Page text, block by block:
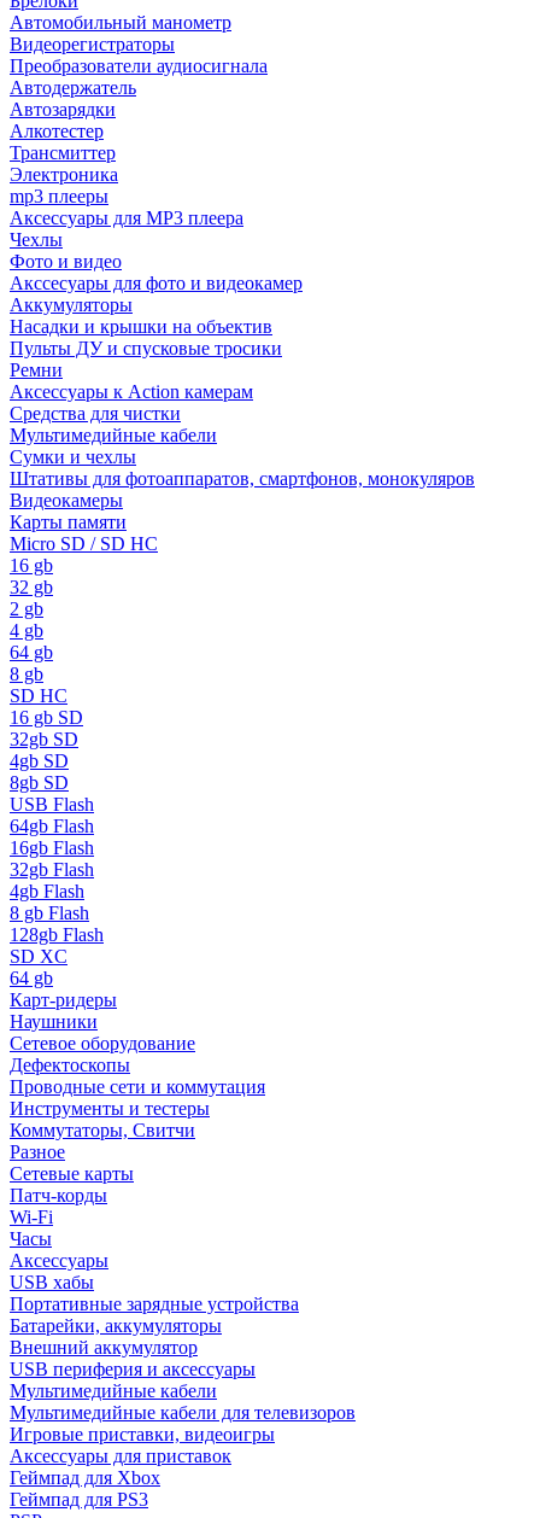
Автомобильный манометр
Видеорегистраторы
Преобразователи аудиосигнала
Автодержатель
Автозарядки
Алкотестер
Трансмиттер
Электроника
mp3 плееры
Аксессуары для MP3 плеера
Чехлы
Фото и видео
Акссесуары для фото и видеокамер
Аккумуляторы
Насадки и крышки на объектив
Пульты ДУ и спусковые тросики
Ремни
Аксессуары к Action камерам
Средства для чистки
Мультимедийные кабели
Сумки и чехлы
Штативы для фотоаппаратов, смартфонов, монокуляров
Видеокамеры
Карты памяти
Micro SD / SD HC
16 gb
32 gb
2 gb
4 gb
64 gb
8 gb
SD HC
16 gb SD
32gb SD
4gb SD
8gb SD
USB Flash
64gb Flash
16gb Flash
32gb Flash
4gb Flash
8 gb Flash
128gb Flash
SD XC
64 gb
Карт-ридеры
Наушники
Сетевое оборудование
Дефектоскопы
Проводные сети и коммутация
Инструменты и тестеры
Коммутаторы, Свитчи
Разное
Сетевые карты
Патч-корды
Wi-Fi
Часы
Аксессуары
USB хабы
Портативные зарядные устройства
Батарейки, аккумуляторы
Внешний аккумулятор
USB периферия и аксессуары
Мультимедийные кабели
Мультимедийные кабели для телевизоров
Игровые приставки, видеоигры
Аксессуары для приставок
Геймпад для Xbox
Геймпад для PS3